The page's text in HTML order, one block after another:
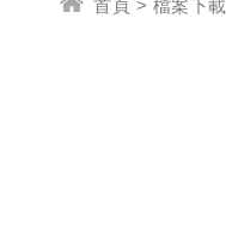
首頁 > 檔案下載